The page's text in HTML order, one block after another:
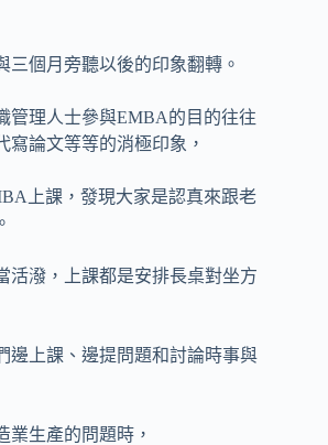
三個月旁聽以後的印象翻轉。
管理人士參與EMBA的目的往往
寫論文等等的消極印象，
上課，發現大家是認真來跟老
活潑，上課都是安排長桌對坐方
邊上課、邊提問題和討論時事與
業生產的問題時，